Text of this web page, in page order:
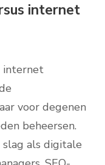
internet
internet
voor degenen
beheersen.
als digitale